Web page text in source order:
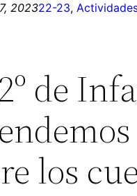
202322-23,
de
los